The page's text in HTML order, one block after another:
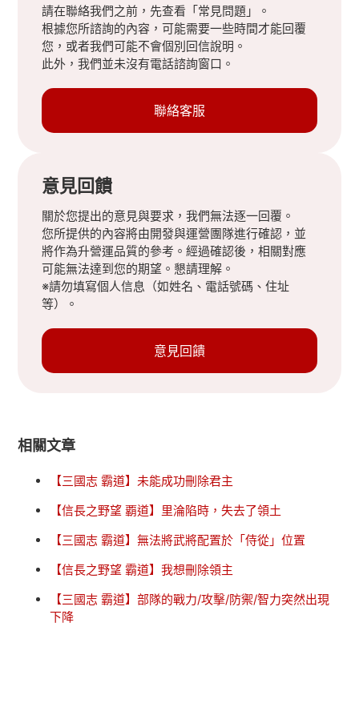
請在聯絡我們之前，先查看「常見問題」。
根據您所諮詢的內容，可能需要一些時間才能回覆
您，或者我們可能不會個別回信說明。
此外，我們並未沒有電話諮詢窗口。
聯絡客服
意見回饋
關於您提出的意見與要求，我們無法逐一回覆。
您所提供的內容將由開發與運營團隊進行確認，並
將作為升營運品質的參考。經過確認後，相關對應
可能無法達到您的期望。懇請理解。
※請勿填寫個人信息（如姓名、電話號碼、住址
等）。
意見回饋
相關文章
【三國志 霸道】未能成功刪除君主
【信長之野望 覇道】里淪陷時，失去了領土
【三國志 霸道】無法將武將配置於「侍從」位置
【信長之野望 霸道】我想刪除領主
【三國志 霸道】部隊的戰力/攻擊/防禦/智力突然出現
下降